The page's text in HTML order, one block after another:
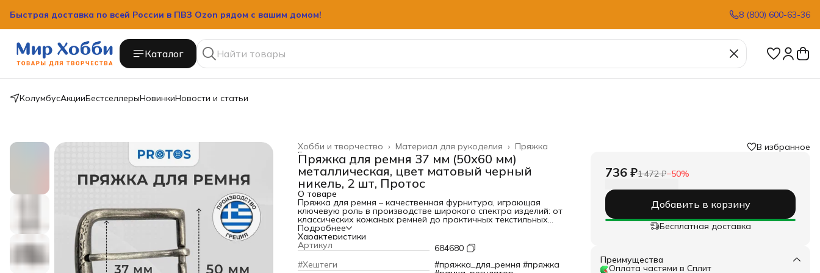
Быстрая доставка по всей России в ПВЗ Ozon рядом с вашим домом!
8 (800) 600-63-36
Каталог
КолумбусАкцииБестселлерыНовинкиНовости и статьи
Пряжка
Материал для рукоделия ›
Хобби и творчество ›
Главная ›
Пряжка для ремня 37 мм (50х60 мм)
металлическая, цвет матовый черный
никель, 2 шт, Протос
О товаре
Пряжка для ремня – качественная фурнитура, играющая
ключевую роль в производстве широкого спектра изделий: от
классических кожаных ремней до практичных текстильных
строп и вместительных сумок. Её основная функция –
надёжная фиксация и регулировка длины ремня.
Эта модель пряжки незаменима как для профессиональных
портных и мастеров, занимающихся пошивом новых вещей,
так и для тех, кто предпочитает самостоятельно
ремонтировать изношенные аксессуары.
Подробнее
Характеристики
Артикул
684680
#Хештеги
#пряжка_для_ремня #пряжка
В избранное
736 ₽1 472 ₽−50%
Добавить в корзину
Бесплатная доставка
Преимущества
Оплата частями в Сплит